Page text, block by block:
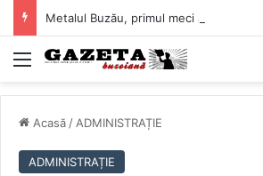
Mediu
Acasă / ADMINISTRAȚIE
ADMINISTRAȚIE